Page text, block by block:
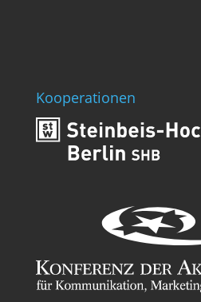
Kooperationen